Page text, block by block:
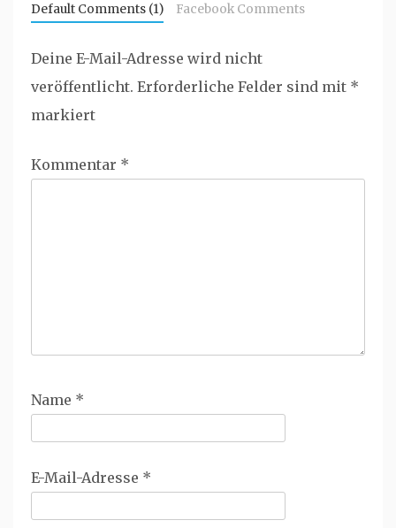
Default Comments (1) Facebook Comments
Deine E-Mail-Adresse wird nicht
veröffentlicht. Erforderliche Felder sind mit *
markiert
Kommentar *
Name *
E-Mail-Adresse *